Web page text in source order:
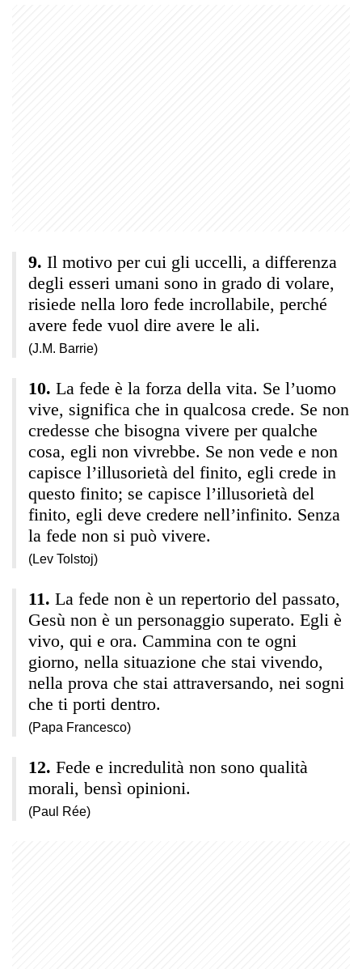
Il motivo per cui gli uccelli, a differenza
degli esseri umani sono in grado di volare,
risiede nella loro fede incrollabile, perché
avere fede vuol dire avere le ali.
(J.M. Barrie)
La fede è la forza della vita. Se l’uomo
vive, significa che in qualcosa crede. Se non
credesse che bisogna vivere per qualche
cosa, egli non vivrebbe. Se non vede e non
capisce l’illusorietà del finito, egli crede in
questo finito; se capisce l’illusorietà del
finito, egli deve credere nell’infinito. Senza
la fede non si può vivere.
(Lev Tolstoj)
La fede non è un repertorio del passato,
Gesù non è un personaggio superato. Egli è
vivo, qui e ora. Cammina con te ogni
giorno, nella situazione che stai vivendo,
nella prova che stai attraversando, nei sogni
che ti porti dentro.
(Papa Francesco)
Fede e incredulità non sono qualità
morali, bensì opinioni.
(Paul Rée)